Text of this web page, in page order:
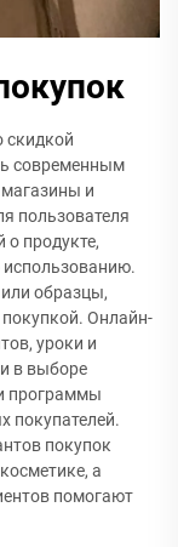
скидкой
современным
и
пользователя
продукте,
использованию.
образцы,
покупкой. Онлайн-
уроки и
в выборе
программы
покупателей.
покупок
а
помогают